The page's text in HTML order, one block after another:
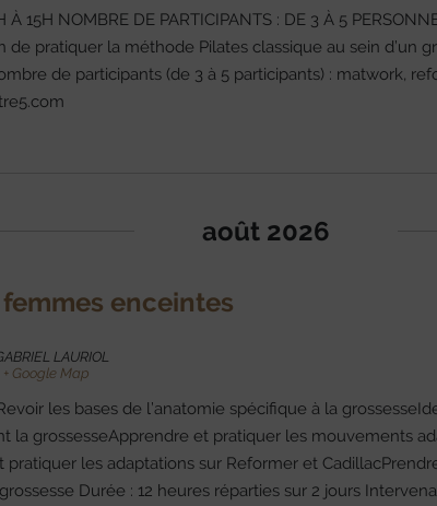
À 15H NOMBRE DE PARTICIPANTS : DE 3 À 5
de pratiquer la méthode Pilates classique au sein d’un
de participants (de 3 à 5 participants) : matwork,
août 2026
enceintes
LAURIOL
+ Google Map
les bases de l’anatomie spécifique à la
la grossesseApprendre et pratiquer les mouvements
pratiquer les adaptations sur Reformer et
Durée : 12 heures réparties sur 2 jours